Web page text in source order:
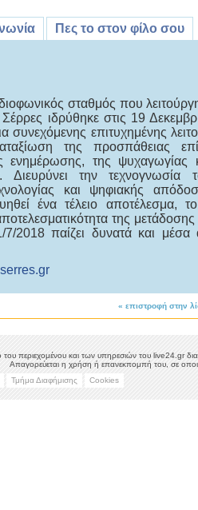
Πες το στον φίλο σου
σταθμός που
ιδρύθηκε στις 19
επιτυχημένης
της προσπάθειας
της ψυχαγωγίας
Διευρύνει την τεχνογνωσία
και ψηφιακής
ένα τέλειο αποτέλεσμα,
της μετάδοσης
2018 παίζει δυνατά και
« επιστροφή στην
περιεχομένου και των υπηρεσιών του live24.gr
Απαγορεύεται η χρήση ή επανεκπομπή του, σε
Τμήμα Διαφήμισης Cookies